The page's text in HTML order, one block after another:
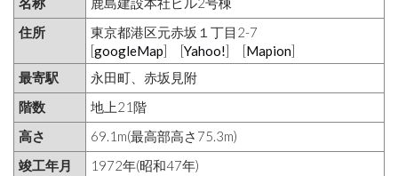
住所
東京都港区元赤坂１丁目2-7
[googleMap] [Yahoo!] [Mapion]
最寄駅
永田町、赤坂見附
階数
地上21階
高さ
69.1m(最高部高さ75.3m)
竣工年月
1972年(昭和47年)